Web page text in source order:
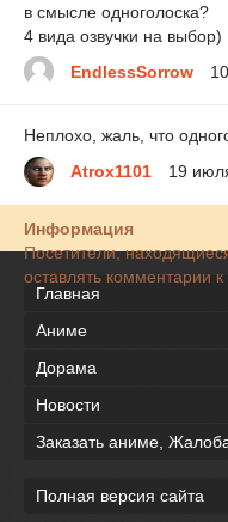
в смысле одноголоска?
4 вида озвучки на выбор)
EndlessSorrow
Неплохо, жаль, что
Atrox1101
19
Информация
Посетители,
оставлять комментарии
Главная
Аниме
Дорама
Новости
Заказать аниме,
Полная версия сайта